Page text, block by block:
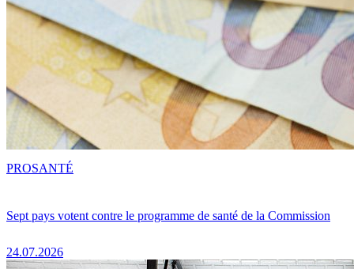
Sept pays votent contre le programme de santé de la Commission
24.07.2026
PROSANTÉ